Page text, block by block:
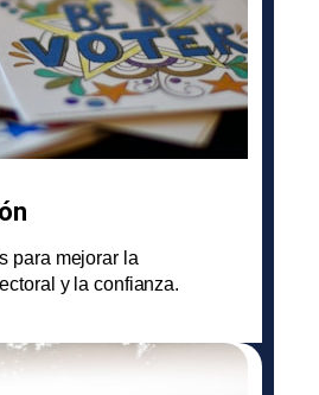
para mejorar la
y la confianza.